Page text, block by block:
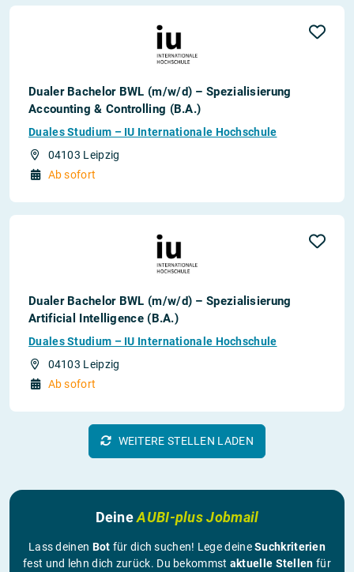
Dualer Bachelor BWL (m/w/d) – Spezialisierung
Accounting & Controlling (B.A.)
Duales Studium – IU Internationale Hochschule
04103 Leipzig
Ab sofort
Dualer Bachelor BWL (m/w/d) – Spezialisierung
Artificial Intelligence (B.A.)
Duales Studium – IU Internationale Hochschule
04103 Leipzig
Ab sofort
WEITERE STELLEN LADEN
DeineAUBI-plus Jobmail
Lass deinen Bot für dich suchen! Lege deineSuchkriterien
fest und lehn dich zurück. Du bekommst aktuelle Stellen für